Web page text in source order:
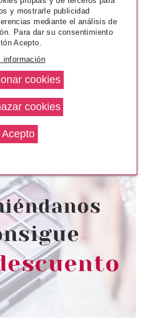
HERMES
desde
64.95€
y mostrarle publicidad
mediante el análisis de
Para dar su consentimiento
Acepto.
información